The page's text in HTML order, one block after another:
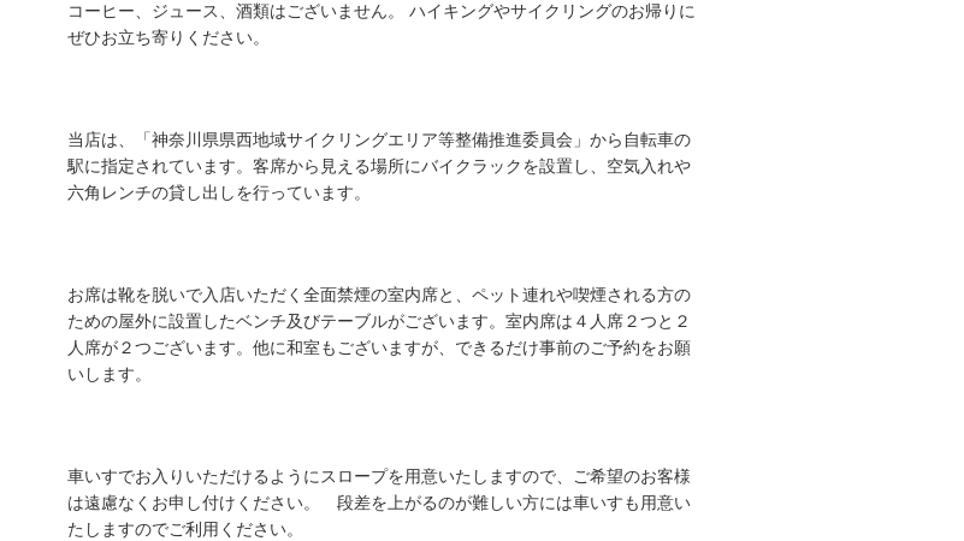
コーヒー、ジュース、酒類はございません。 ハイキングやサイクリングのお帰りに
ぜひお立ち寄りください。
当店は、「神奈川県県西地域サイクリングエリア等整備推進委員会」から自転車の
駅に指定されています。客席から見える場所にバイクラックを設置し、空気入れや
六角レンチの貸し出しを行っています。
お席は靴を脱いで入店いただく全面禁煙の室内席と、ペット連れや喫煙される方の
ための屋外に設置したベンチ及びテーブルがございます。室内席は４人席２つと２
人席が２つございます。他に和室もございますが、できるだけ事前のご予約をお願
いします。
車いすでお入りいただけるようにスロープを用意いたしますので、ご希望のお客様
は遠慮なくお申し付けください。 段差を上がるのが難しい方には車いすも用意い
たしますのでご利用ください。